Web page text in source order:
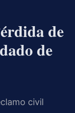
de
de
civil